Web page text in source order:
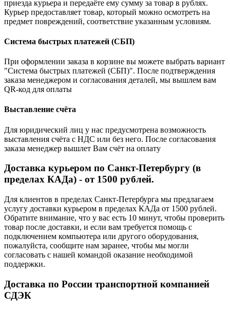
приезда курьера и передаёте ему сумму за товар в рублях.
Курьер предоставляет товар, который можно осмотреть на
предмет повреждений, соответствие указанным условиям.
Система быстрых платежей (СБП)
При оформлении заказа в корзине вы можете выбрать вариант
"Система быстрых платежей (СБП)". После подтверждения
заказа менеджером и согласования деталей, мы вышлем вам
QR-код для оплаты
Выставление счёта
Для юридический лиц у нас предусмотрена возможность
выставления счёта с НДС или без него. После согласования
заказа менеджер вышлет Вам счёт на оплату
Доставка курьером по Санкт-Петербургу (в
пределах КАДа) - от 1500 рублей.
Для клиентов в пределах Санкт-Петербурга мы предлагаем
услугу доставки курьером в пределах КАДа от 1500 рублей.
Обратите внимание, что у вас есть 10 минут, чтобы проверить
товар после доставки, и если вам требуется помощь с
подключением компьютера или другого оборудования,
пожалуйста, сообщите нам заранее, чтобы мы могли
согласовать с нашей командой оказание необходимой
поддержки.
Доставка по России транспортной компанией
СДЭК